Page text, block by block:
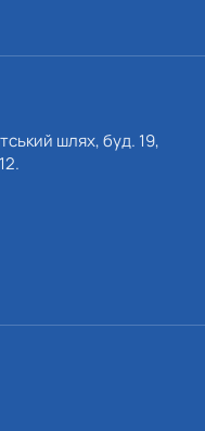
шлях, буд. 19,